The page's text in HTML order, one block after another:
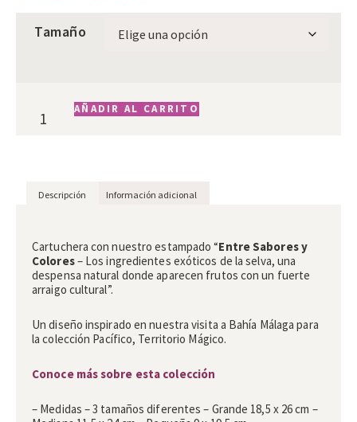
Tamaño
AÑADIR AL CARRITO
Descripción Información adicional
Cartuchera con nuestro estampado “Entre Sabores y
Colores– Los ingredientes exóticos de la selva, una
despensa natural donde aparecen frutos con un fuerte
arraigo cultural”.
Un diseño inspirado en nuestra visita a Bahía Málaga para
la colección Pacífico, Territorio Mágico.
Conoce más sobre esta colección
– Medidas – 3 tamaños diferentes – Grande 18,5 x 26 cm –